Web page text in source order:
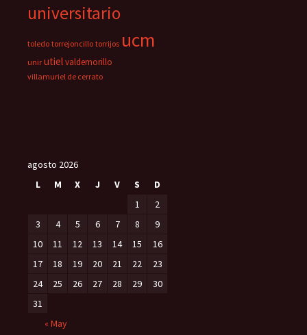
universitario
toledo torrejoncillo torrijos ucm
unir utielvaldemorillo
villamuriel de cerrato
agosto 2026
L
M X J V S
D
1
2
3
4 5 6 7 8
9
10
11 12 13 14 15
16
17
18 19 20 21 22
23
24
25 26 27 28 29
30
31
« May